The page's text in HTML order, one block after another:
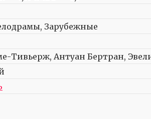
Зарубежные
Тивьерж, Антуан Бертран,